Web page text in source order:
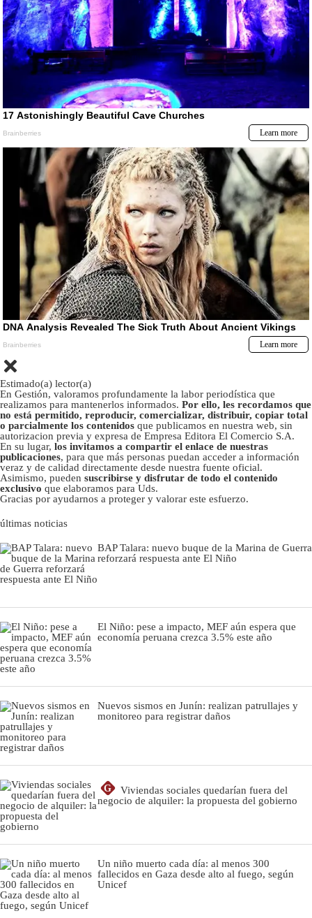
Estimado(a) lector(a)
En Gestión, valoramos profundamente la labor periodística que
realizamos para mantenerlos informados. Por ello, les recordamos que
no está permitido, reproducir, comercializar, distribuir, copiar total
o parcialmente los contenidos que publicamos en nuestra web, sin
autorizacion previa y expresa de Empresa Editora El Comercio S.A.
En su lugar, los invitamos a compartir el enlace de nuestras
publicaciones, para que más personas puedan acceder a información
veraz y de calidad directamente desde nuestra fuente oficial.
Asimismo, pueden suscribirse y disfrutar de todo el contenido
exclusivo que elaboramos para Uds.
Gracias por ayudarnos a proteger y valorar este esfuerzo.
últimas noticias
BAP Talara: nuevo buque de la Marina de Guerra
reforzará respuesta ante El Niño
El Niño: pese a impacto, MEF aún espera que
economía peruana crezca 3.5% este año
Nuevos sismos en Junín: realizan patrullajes y
monitoreo para registrar daños
G
Viviendas sociales quedarían fuera del
negocio de alquiler: la propuesta del gobierno
Un niño muerto cada día: al menos 300
fallecidos en Gaza desde alto al fuego, según
Unicef